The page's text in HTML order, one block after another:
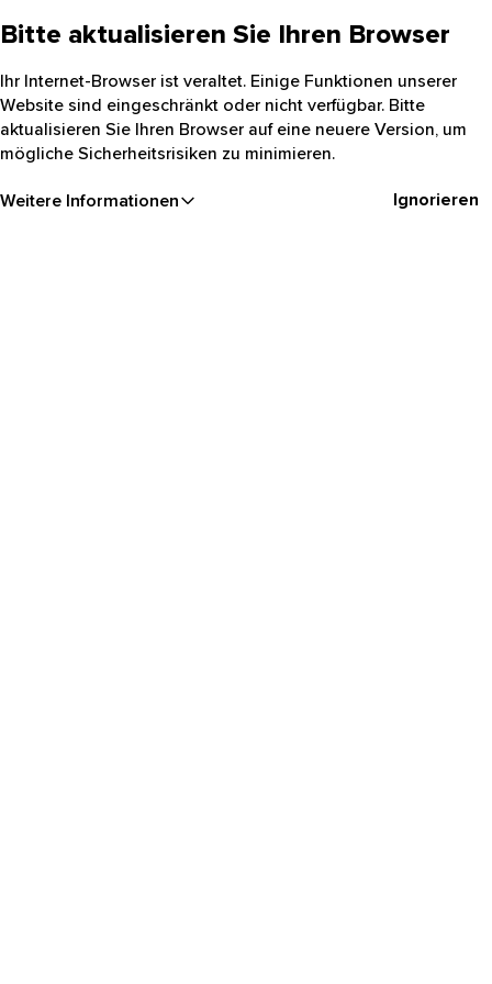
Bitte aktualisieren Sie Ihren Browser
Ihr Internet-Browser ist veraltet. Einige Funktionen unserer
Website sind eingeschränkt oder nicht verfügbar. Bitte
aktualisieren Sie Ihren Browser auf eine neuere Version, um
mögliche Sicherheitsrisiken zu minimieren.
Weitere Informationen Ignorieren